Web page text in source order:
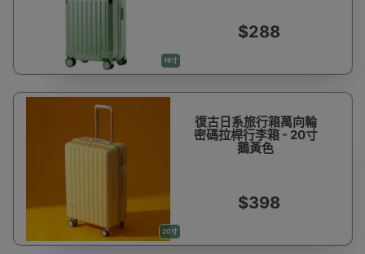
16寸
$288
20寸
復古日系旅行箱萬向輪
密碼拉桿行李箱 - 20寸
鵝黃色
$398